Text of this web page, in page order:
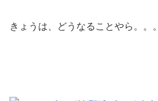
きょうは、どうなることやら。。。